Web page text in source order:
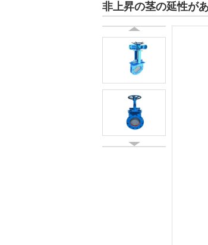
非上昇の茎の延性が